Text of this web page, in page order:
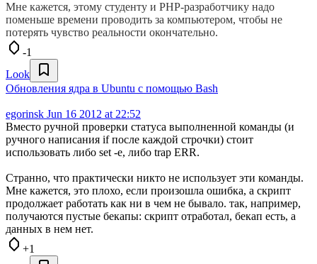
Мне кажется, этому студенту и PHP-разработчику надо
поменьше времени проводить за компьютером, чтобы не
потерять чувство реальности окончательно.
-1
Look
Обновления ядра в Ubuntu с помощью Bash
egorinsk Jun 16 2012 at 22:52
Вместо ручной проверки статуса выполненной команды (и
ручного написания if после каждой строчки) стоит
использовать либо set -e, либо trap ERR.
Странно, что практически никто не использует эти команды.
Мне кажется, это плохо, если произошла ошибка, а скрипт
продолжает работать как ни в чем не бывало. так, например,
получаются пустые бекапы: скрипт отработал, бекап есть, а
данных в нем нет.
+1